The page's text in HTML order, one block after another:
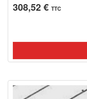
308,52 € TTC